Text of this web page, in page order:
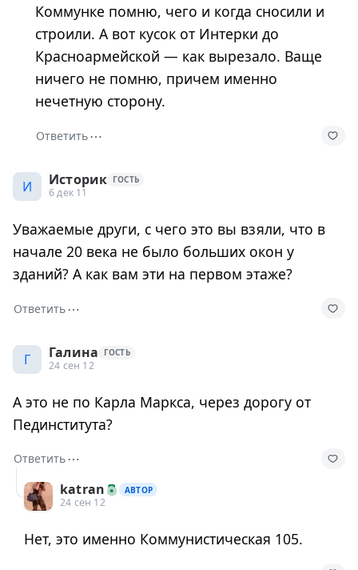
Коммунке помню, чего и когда сносили и
строили. А вот кусок от Интерки до
Красноармейской — как вырезало. Ваще
ничего не помню, причем именно
нечетную сторону.
Ответить⋯
И Историк ГОСТЬ
6 дек 11
Уважаемые други, с чего это вы взяли, что в
начале 20 века не было больших окон у
зданий? А как вам эти на первом этаже?
Ответить⋯
Г Галина ГОСТЬ
24 сен 12
А это не по Карла Маркса, через дорогу от
Пединститута?
Ответить⋯
katran
АВТОР
24 сен 12
Нет, это именно Коммунистическая 105.